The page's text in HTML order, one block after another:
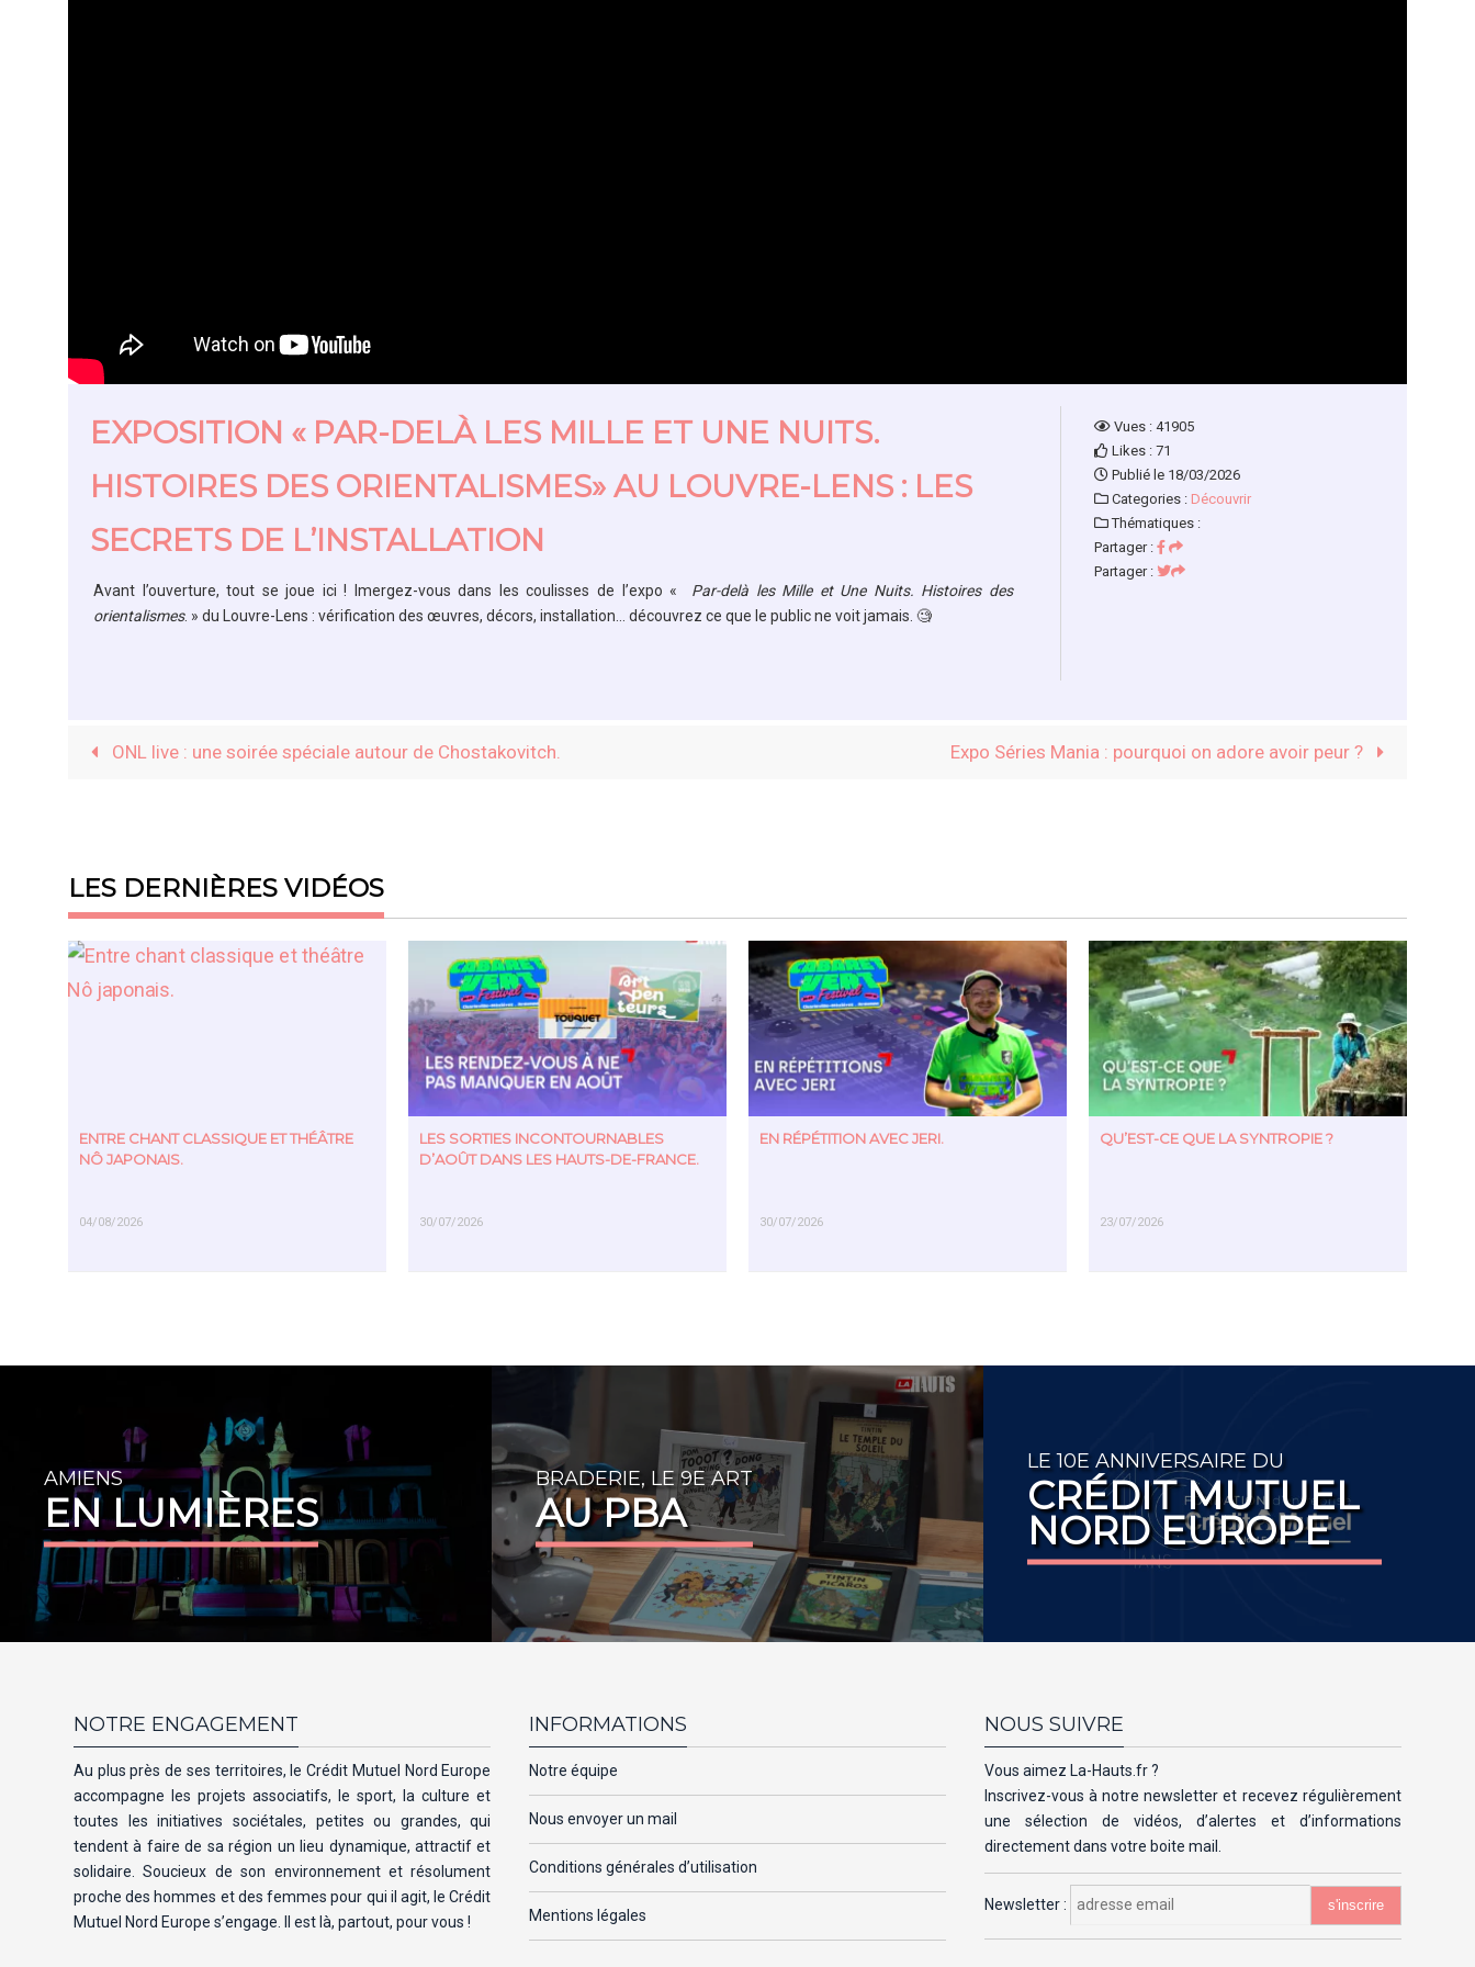
EXPOSITION « PAR-DELÀ LES MILLE ET UNE NUITS.
HISTOIRES DES ORIENTALISMES» AU LOUVRE-LENS : LES
SECRETS DE L’INSTALLATION
Avant l’ouverture, tout se joue ici ! Imergez-vous dans les coulisses de l’expo « Par-delà les Mille et Une Nuits. Histoires des
orientalismes. » du Louvre-Lens : vérification des œuvres, décors, installation… découvrez ce que le public ne voit jamais. 🧐
Vues : 41905
Likes : 71
Publié le 18/03/2026
Categories : Découvrir
Thématiques :
Partager :
Partager :
ONL live : une soirée spéciale autour de Chostakovitch. Expo Séries Mania : pourquoi on adore avoir peur ?
LES DERNIÈRES VIDÉOS
ENTRE CHANT CLASSIQUE ET THÉÂTRE
NÔ JAPONAIS.
04/08/2026
LES SORTIES INCONTOURNABLES
D’AOÛT DANS LES HAUTS-DE-FRANCE.
30/07/2026
EN RÉPÉTITION AVEC JERI.
30/07/2026
QU’EST-CE QUE LA SYNTROPIE ?
23/07/2026
AMIENS
EN LUMIÈRES
BRADERIE, LE 9E ART
AU PBA
LE 10E ANNIVERSAIRE DU
CRÉDIT MUTUEL
NORD EUROPE
NOTRE ENGAGEMENT
Au plus près de ses territoires, le Crédit Mutuel Nord Europe
accompagne les projets associatifs, le sport, la culture et
toutes les initiatives sociétales, petites ou grandes, qui
tendent à faire de sa région un lieu dynamique, attractif et
solidaire. Soucieux de son environnement et résolument
proche des hommes et des femmes pour qui il agit, le Crédit
Mutuel Nord Europe s’engage. Il est là, partout, pour vous !
INFORMATIONS
Notre équipe
Nous envoyer un mail
Conditions générales d’utilisation
Mentions légales
NOUS SUIVRE
Vous aimez La-Hauts.fr ?
Inscrivez-vous à notre newsletter et recevez régulièrement
une sélection de vidéos, d’alertes et d’informations
directement dans votre boite mail.
Newsletter :